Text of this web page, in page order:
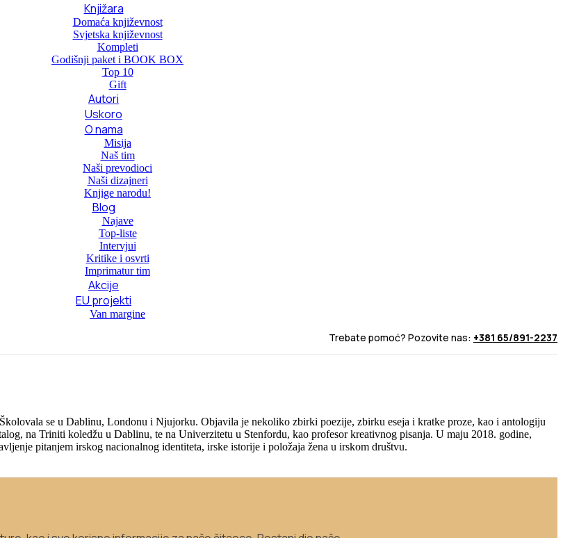
Knjižara
Domaća književnost
Svjetska književnost
Kompleti
Godišnji paket i BOOK BOX
Top 10
Gift
Autori
Uskoro
O nama
Misija
Naš tim
Naši prevodioci
Naši dizajneri
Knjige narodu!
Blog
Najave
Top-liste
Intervjui
Kritike i osvrti
Imprimatur tim
Akcije
EU projekti
Van margine
Trebate pomoć? Pozovite nas: +381 65/891-2237
se u Dablinu, Londonu i Njujorku. Objavila je nekoliko zbirki poezije, zbirku eseja i kratke proze, kao i antologiju
na Triniti koledžu u Dablinu, te na Univerzitetu u Stenfordu, kao profesor kreativnog pisanja. U maju 2018. godine,
pitanjem irskog nacionalnog identiteta, irske istorije i položaja žena u irskom društvu.